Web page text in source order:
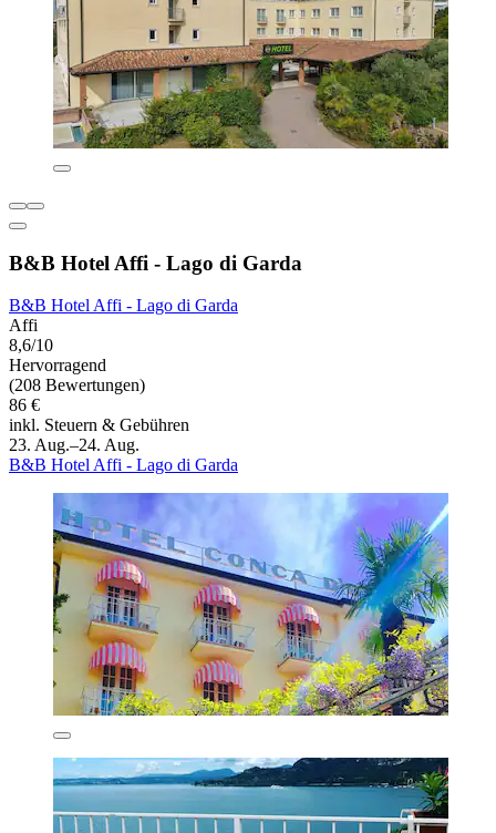
B&B Hotel Affi - Lago di Garda
B&B Hotel Affi - Lago di Garda
Affi
8,6/10
Hervorragend
(208 Bewertungen)
86 €
inkl. Steuern & Gebühren
23. Aug.–24. Aug.
B&B Hotel Affi - Lago di Garda